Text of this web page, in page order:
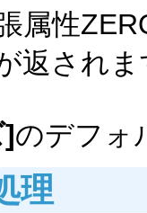
属性
返されま
のデフォ
理